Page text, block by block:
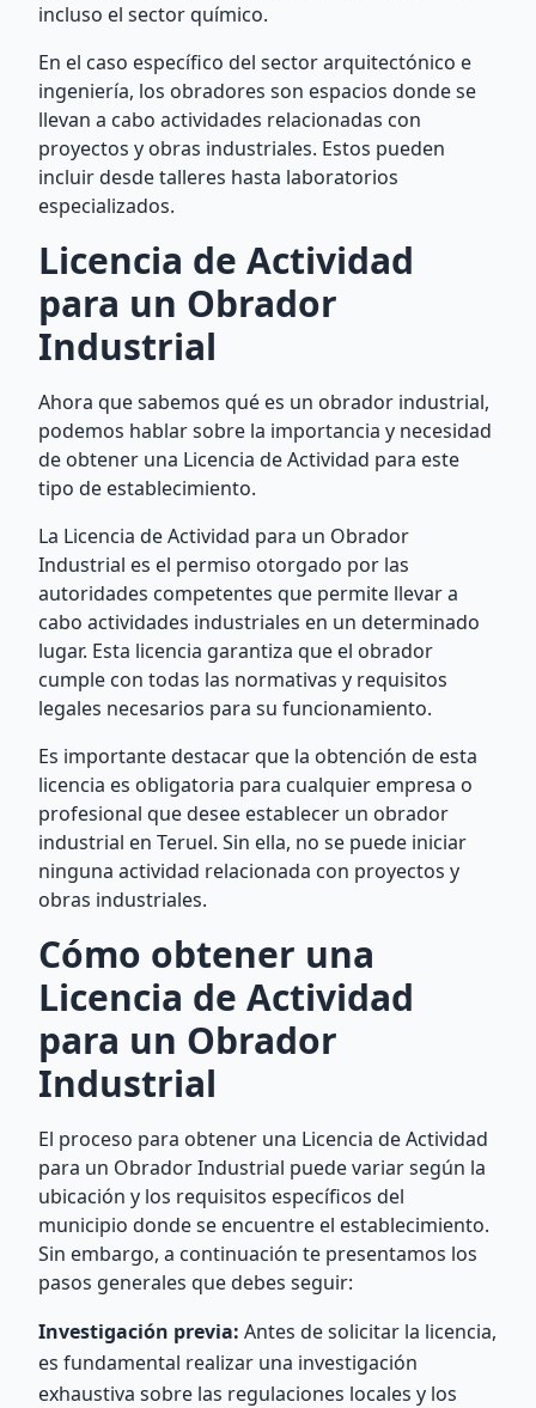
incluso el sector químico.
En el caso específico del sector arquitectónico e
ingeniería, los obradores son espacios donde se
llevan a cabo actividades relacionadas con
proyectos y obras industriales. Estos pueden
incluir desde talleres hasta laboratorios
especializados.
Licencia de Actividad
para un Obrador
Industrial
Ahora que sabemos qué es un obrador industrial,
podemos hablar sobre la importancia y necesidad
de obtener una Licencia de Actividad para este
tipo de establecimiento.
La Licencia de Actividad para un Obrador
Industrial es el permiso otorgado por las
autoridades competentes que permite llevar a
cabo actividades industriales en un determinado
lugar. Esta licencia garantiza que el obrador
cumple con todas las normativas y requisitos
legales necesarios para su funcionamiento.
Es importante destacar que la obtención de esta
licencia es obligatoria para cualquier empresa o
profesional que desee establecer un obrador
industrial en Teruel. Sin ella, no se puede iniciar
ninguna actividad relacionada con proyectos y
obras industriales.
Cómo obtener una
Licencia de Actividad
para un Obrador
Industrial
El proceso para obtener una Licencia de Actividad
para un Obrador Industrial puede variar según la
ubicación y los requisitos específicos del
municipio donde se encuentre el establecimiento.
Sin embargo, a continuación te presentamos los
pasos generales que debes seguir:
Investigación previa: Antes de solicitar la licencia,
es fundamental realizar una investigación
exhaustiva sobre las regulaciones locales y los